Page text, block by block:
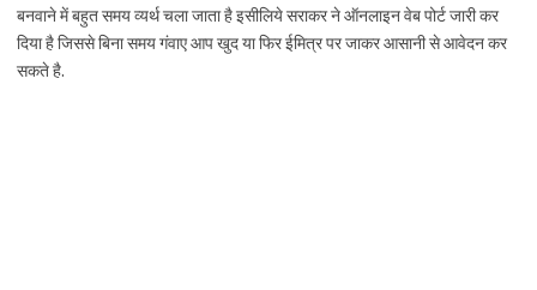
बनवाने में बहुत समय व्यर्थ चला जाता है इसीलिये सराकर ने ऑनलाइन वेब पोर्ट जारी कर
दिया है जिससे बिना समय गंवाए आप खुद या फिर ईमित्र पर जाकर आसानी से आवेदन कर
सकते है.